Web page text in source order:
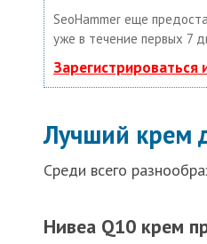
SeoHammer еще
уже в течение первых 7
Лучший крем
Среди всего
Нивеа Q10 крем